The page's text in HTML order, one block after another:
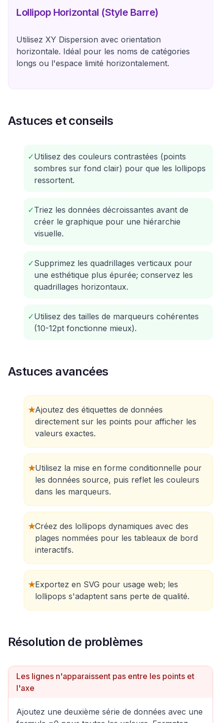
Lollipop Horizontal (Style Barre)
Utilisez XY Dispersion avec orientation
horizontale. Idéal pour les noms de catégories
longs ou l'espace limité horizontalement.
Astuces et conseils
✓Utilisez des couleurs contrastées (points
sombres sur fond clair) pour que les lollipops
ressortent.
✓Triez les données décroissantes avant de
créer le graphique pour une hiérarchie
visuelle.
✓Supprimez les quadrillages verticaux pour
une esthétique plus épurée; conservez les
quadrillages horizontaux.
✓Utilisez des tailles de marqueurs cohérentes
(10-12pt fonctionne mieux).
Astuces avancées
★Ajoutez des étiquettes de données
directement sur les points pour afficher les
valeurs exactes.
★Utilisez la mise en forme conditionnelle pour
les données source, puis reflet les couleurs
dans les marqueurs.
★Créez des lollipops dynamiques avec des
plages nommées pour les tableaux de bord
interactifs.
★Exportez en SVG pour usage web; les
lollipops s'adaptent sans perte de qualité.
Résolution de problèmes
Les lignes n'apparaissent pas entre les points et
l'axe
Ajoutez une deuxième série de données avec une